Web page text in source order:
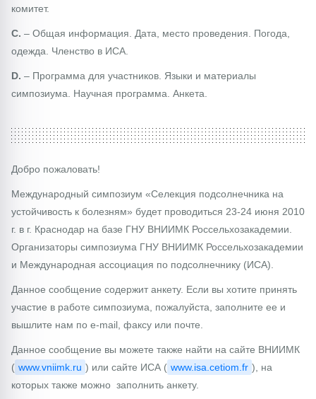
комитет.
C. – Общая информация. Дата, место проведения. Погода,
одежда. Членство в ИСА.
D. – Программа для участников. Языки и материалы
симпозиума. Научная программа. Анкета.
Добро пожаловать!
Международный симпозиум «Селекция подсолнечника на
устойчивость к болезням» будет проводиться 23-24 июня 2010
г. в г. Краснодар на базе ГНУ ВНИИМК Россельхозакадемии.
Организаторы симпозиума ГНУ ВНИИМК Россельхозакадемии
и Международная ассоциация по подсолнечнику (ИСА).
Данное сообщение содержит анкету. Если вы хотите принять
участие в работе симпозиума, пожалуйста, заполните ее и
вышлите нам по e-mail, факсу или почте.
Данное сообщение вы можете также найти на сайте ВНИИМК
( www.vniimk.ru ) или сайте ИСА ( www.isa.cetiom.fr ), на
которых также можно заполнить анкету.